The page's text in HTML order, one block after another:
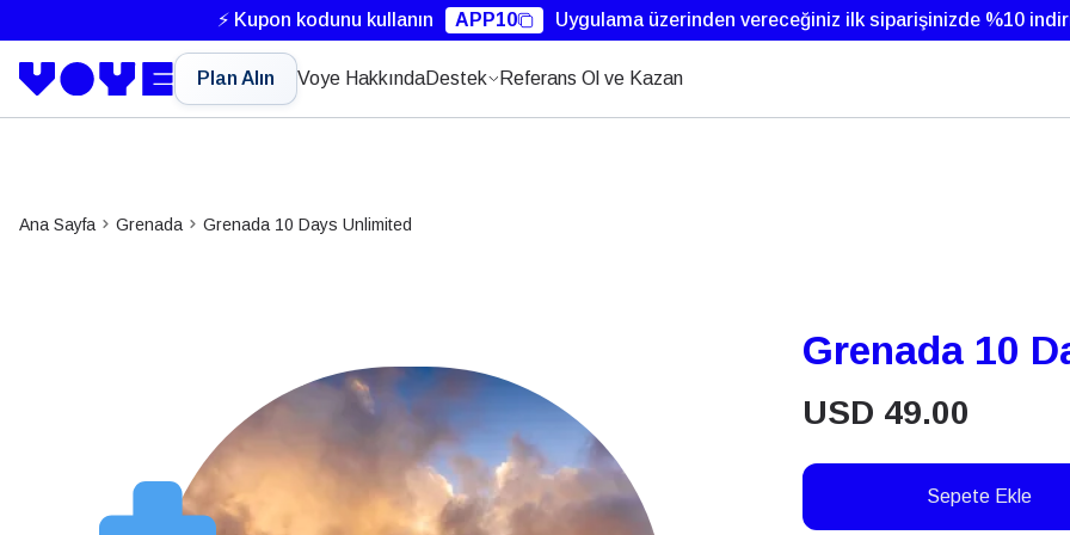
⚡ Kupon kodunu kullanın APP10 Uygulama üzerinden vereceğiniz ilk siparişinizde %10
Plan Alın Voye HakkındaDestek Referans Ol ve Kazan
Ana Sayfa Grenada Grenada 10 Days Unlimited
Grenada 10
USD 49.00
Sepete Ekle